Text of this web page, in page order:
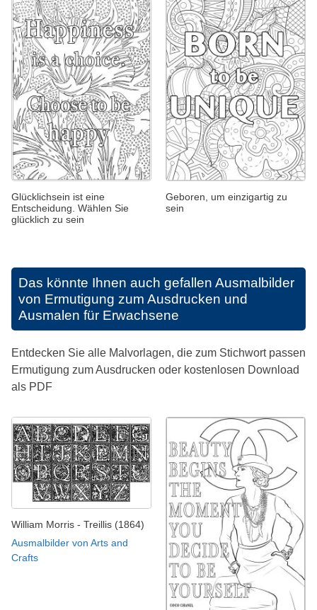
Glücklichsein ist eine
Entscheidung. Wählen Sie
glücklich zu sein
Geboren, um einzigartig zu
sein
Das könnte Ihnen auch gefallen Ausmalbilder
von Ermutigung zum Ausdrucken und
Ausmalen für Erwachsene
Entdecken Sie alle Malvorlagen, die zum Stichwort passen
Ermutigung zum Ausdrucken oder kostenlosen Download
als PDF
William Morris - Treillis (1864)
Ausmalbilder von Arts and
Crafts